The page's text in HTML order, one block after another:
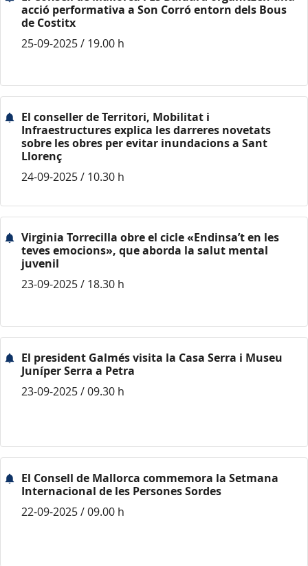
acció performativa a Son Corró entorn dels Bous
de Costitx
25-09-2025 / 19.00 h
El conseller de Territori, Mobilitat i
Infraestructures explica les darreres novetats
sobre les obres per evitar inundacions a Sant
Llorenç
24-09-2025 / 10.30 h
Virginia Torrecilla obre el cicle «Endinsa’t en les
teves emocions», que aborda la salut mental
juvenil
23-09-2025 / 18.30 h
El president Galmés visita la Casa Serra i Museu
Juníper Serra a Petra
23-09-2025 / 09.30 h
El Consell de Mallorca commemora la Setmana
Internacional de les Persones Sordes
22-09-2025 / 09.00 h